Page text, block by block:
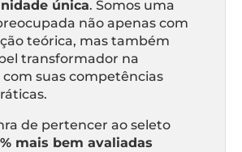
única. Somos uma
não apenas com
teórica, mas também
transformador na
com suas competências
de pertencer ao seleto
mais bem avaliadas